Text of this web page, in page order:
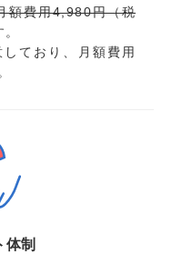
額費用4,980円（税
ており、月額費用
体制